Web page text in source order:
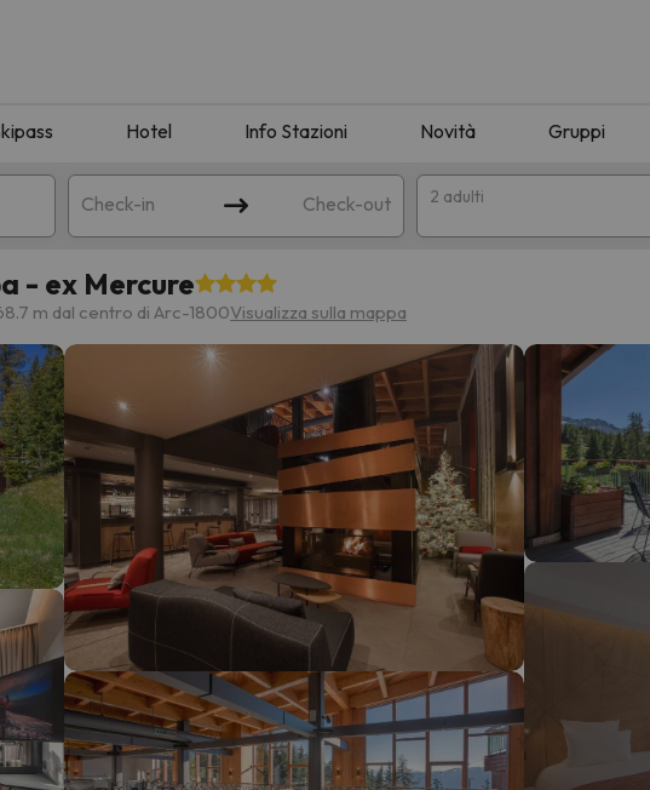
Hotel Info Stazioni Novità Gruppi
Check-in Check-out 2 adulti
alla sua ricerca. Provare a modificare la destinazione.
strada. Non appena troverà la bussola, tornerà.
- ex Mercure
m dal centro di Arc-1800Visualizza sulla mappa